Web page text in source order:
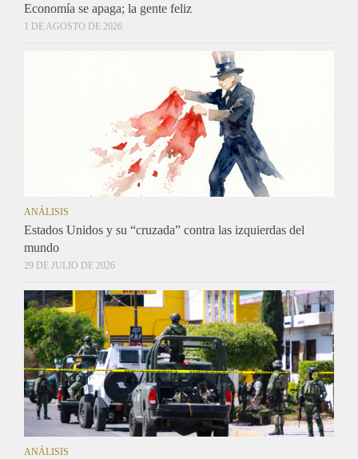
Economía se apaga; la gente feliz
1 DE AGOSTO DE 2026
ANÁLISIS
Estados Unidos y su “cruzada” contra las izquierdas del
mundo
29 DE JULIO DE 2026
ANÁLISIS